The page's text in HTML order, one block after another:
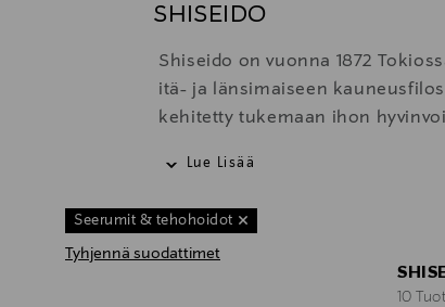
SHISEIDO
Shiseido on vuonna 1872
itä- ja länsimaiseen
kehitetty tukemaan ihon
Lue Lisää
Seerumit & tehohoidot
Tyhjennä suodattimet
10